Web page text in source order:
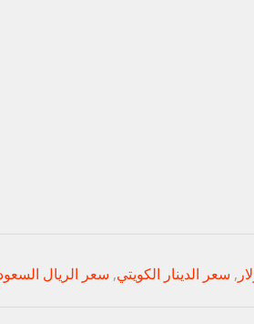
, سعر الدينار الكويتي, سعر الريال